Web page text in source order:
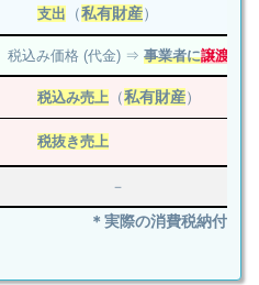
支出 （私有財産）
税込み価格 (代金) ⇒ 事業者に譲渡
税込み売上 （私有財産）
税抜き売上
－
＊実際の消費税納付時